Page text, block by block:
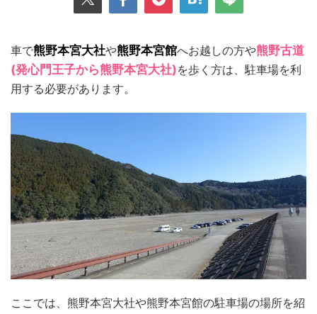
車で熊野本宮大社や熊野本宮館へお越しの方や熊野古道
(発心門王子から熊野本宮大社)を歩く方は、駐車場を利
用する必要があります。
ここでは、熊野本宮大社や熊野本宮館の駐車場の場所を紹